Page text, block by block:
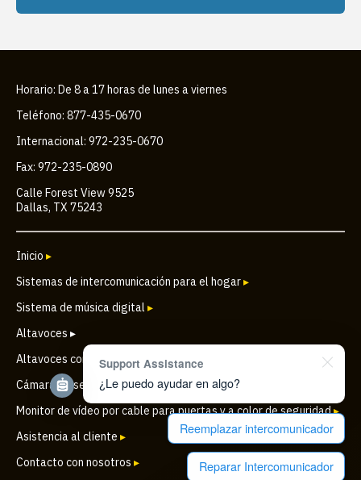
Horario: De 8 a 17 horas de lunes a viernes
Teléfono: 877-435-0670
Internacional: 972-235-0670
Fax: 972-235-0890
Calle Forest View 9525
Dallas, TX 75243
Inicio ▸
Sistemas de intercomunicación para el hogar▸
Sistema de música digital ▸
Altavoces ▸
Altavoces comerciales▸
Cámara de seguridad IP inalámbrica para puertas
Monitor de vídeo por cable para puertas y a color de seguridad▸
Asistencia al cliente ▸
Contacto con nosotros ▸
Support Assistance
¿Le puedo ayudar en algo?
Reemplazar intercomunicador
Reparar Intercomunicador